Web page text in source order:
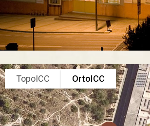
TopoICC OrtoICC